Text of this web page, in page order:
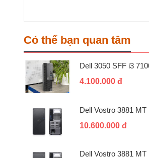
Có thể bạn quan tâm
Dell 3050 SFF i3
4.100.000 đ
Dell Vostro 3881
10.600.000 đ
Dell Vostro 3881